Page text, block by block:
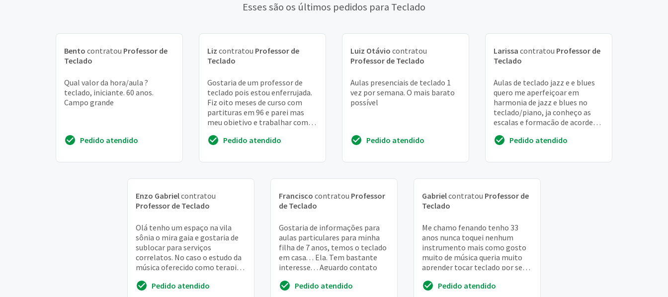
Esses são os últimos pedidos para Teclado
Bento contratou Professor de
Teclado
Qual valor da hora/aula ?
teclado, iniciante. 60 anos.
Campo grande
Pedido atendido
Liz contratou Professor de
Teclado
Gostaria de um professor de
teclado pois estou enferrujada.
Fiz oito meses de curso com
partituras em 96 e parei mas
meu objetivo e trabalhar com
cobrando mais ...
Pedido atendido
Luiz Otávio contratou
Professor de Teclado
Aulas presenciais de teclado 1
vez por semana. O mais barato
possível
Pedido atendido
Larissa contratou Professor de
Teclado
Aulas de teclado jazz e e blues
quero me aperfeiçoar em
harmonia de jazz e blues no
teclado/piano, ja conheço as
escalas e formação de acordes,
tocar esses ...
Pedido atendido
Enzo Gabrielcontratou
Professor de Teclado
Olá tenho um espaço na vila
sônia o mira gaia e gostaria de
sublocar para serviços
correlatos. No caso o estudo da
música oferecido como terapia.
uma troca ...
Pedido atendido
Francisco contratou Professor
de Teclado
Gostaria de informações para
aulas particulares para minha
filha de 7 anos, temos o teclado
em casa. . . Ela. Tem bastante
interesse. . . Aguardo contato
Pedido atendido
Gabrielcontratou Professor de
Teclado
Me chamo fenando tenho 33
anos nunca toquei nenhum
instrumento mais como gosto
muito de música queria muito
aprender tocar teclado por ser
consegue tocar todos os ri...
Pedido atendido